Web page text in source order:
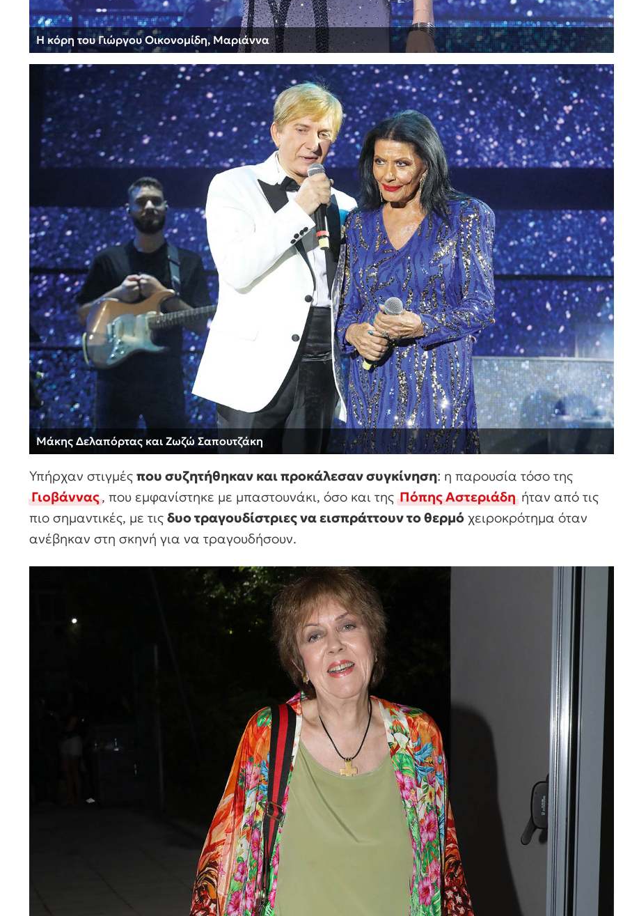
Η κόρη του Γιώργου Οικονομίδη, Μαριάννα
Μάκης Δελαπόρτας και Ζωζώ Σαπουτζάκη
Υπήρχαν στιγμές που συζητήθηκαν και προκάλεσαν συγκίνηση: η παρουσία τόσο της
Γιοβάννας, που εμφανίστηκε με μπαστουνάκι, όσο και τηςΠόπης Αστεριάδηήταν από τις
πιο σημαντικές, με τις δυο τραγουδίστριες να εισπράττουν το θερμό χειροκρότημα όταν
ανέβηκαν στη σκηνή για να τραγουδήσουν.